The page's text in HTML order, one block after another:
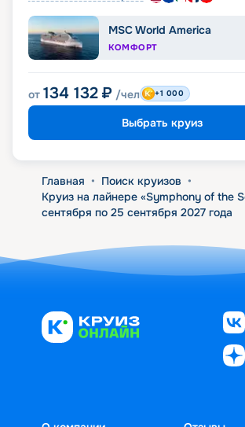
MSC World America
КОМФОРТ
от 134 132 ₽ /чел +1 000
Выбрать круиз
Главная • Поиск круизов •
Круиз на лайнере «Symphony of the
сентября по 25 сентября 2027 года